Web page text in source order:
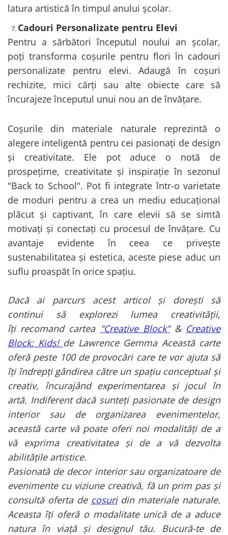
latura artistică în timpul anului școlar.
Cadouri Personalizate pentru Elevi
Pentru a sărbători începutul noului an școlar,
poți transforma coșurile pentru flori în cadouri
personalizate pentru elevi. Adaugă în coșuri
rechizite, mici cărți sau alte obiecte care să
încurajeze începutul unui nou an de învățare.
Coșurile din materiale naturale reprezintă o
alegere inteligentă pentru cei pasionați de design
și creativitate. Ele pot aduce o notă de
prospețime, creativitate și inspirație în sezonul
"Back to School". Pot fi integrate într-o varietate
de moduri pentru a crea un mediu educațional
plăcut și captivant, în care elevii să se simtă
motivați și conectați cu procesul de învățare. Cu
avantaje evidente în ceea ce privește
sustenabilitatea și estetica, aceste piese aduc un
suflu proaspăt în orice spațiu.
Dacă ai parcurs acest articol și dorești să
continui să explorezi lumea creativității,
îți recomand cartea "Creative Block"& Creative
Block: Kids! de Lawrence Gemma Această carte
oferă peste 100 de provocări care te vor ajuta să
îți îndrepți gândirea către un spațiu conceptual și
creativ, încurajând experimentarea și jocul în
artă. Indiferent dacă sunteți pasionate de design
interior sau de organizarea evenimentelor,
această carte vă poate oferi noi modalități de a
vă exprima creativitatea și de a vă dezvolta
abilitățile artistice.
Pasionată de decor interior sau organizatoare de
evenimente cu viziune creativă, fă un prim pas și
consultă oferta de coșuridin materiale naturale.
Aceasta îți oferă o modalitate unică de a aduce
natura în viață și designul tău. Bucură-te de